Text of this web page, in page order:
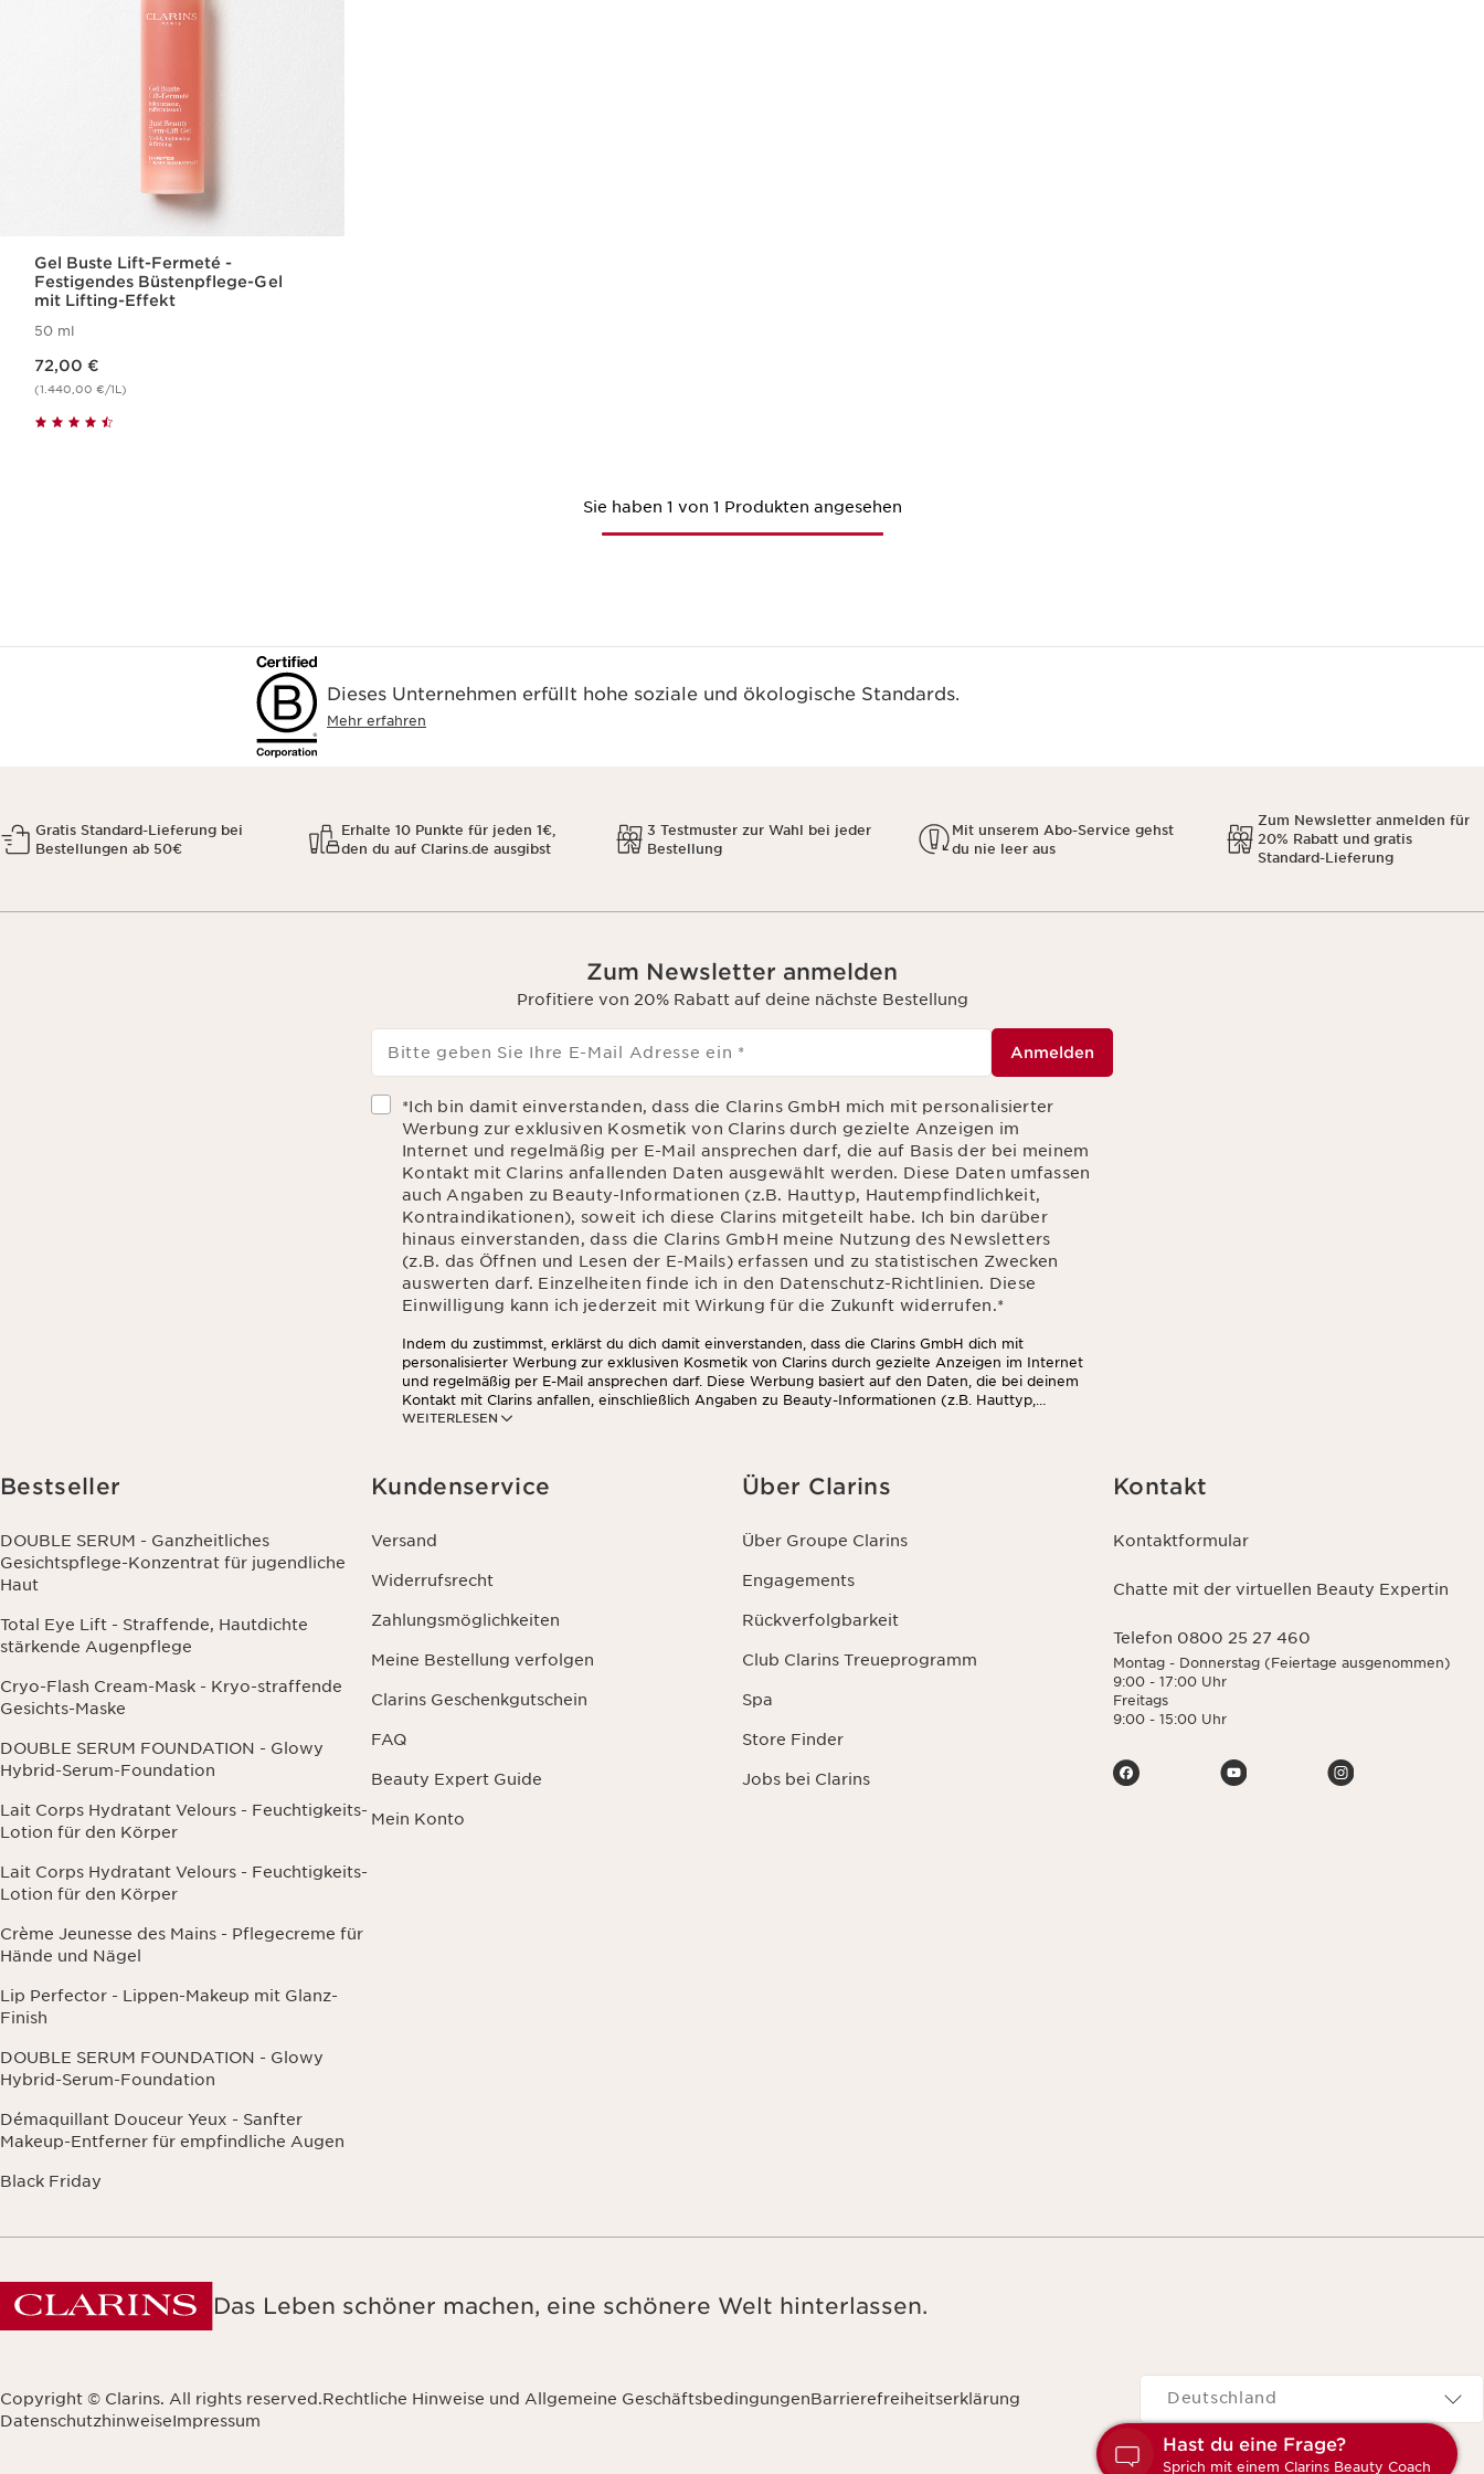
Gel Buste Lift-Fermeté -
Festigendes Büstenpflege-Gel
mit Lifting-Effekt
50 ml
72,00 €
(1.440,00 €/1L)
Sie haben 1 von 1 Produkten angesehen
Hast du eine Frage?
Sprich mit einem Clarins Beauty Coach
Dieses Unternehmen erfüllt hohe soziale und ökologische Standards.
Mehr erfahren
Gratis Standard-Lieferung bei
Bestellungen ab 50€
Erhalte 10 Punkte für jeden 1€,
den du auf Clarins.de ausgibst
3 Testmuster zur Wahl bei jeder
Bestellung
Mit unserem Abo-Service gehst
du nie leer aus
Zum Newsletter anmelden für
20% Rabatt und gratis
Standard-Lieferung
Zum Newsletter anmelden
Profitiere von 20% Rabatt auf deine nächste Bestellung
Bitte geben Sie Ihre E-Mail Adresse ein * Anmelden
*Ich bin damit einverstanden, dass die Clarins GmbH mich mit personalisierter
Werbung zur exklusiven Kosmetik von Clarins durch gezielte Anzeigen im
Internet und regelmäßig per E-Mail ansprechen darf, die auf Basis der bei meinem
Kontakt mit Clarins anfallenden Daten ausgewählt werden. Diese Daten umfassen
auch Angaben zu Beauty-Informationen (z.B. Hauttyp, Hautempfindlichkeit,
Kontraindikationen), soweit ich diese Clarins mitgeteilt habe. Ich bin darüber
hinaus einverstanden, dass die Clarins GmbH meine Nutzung des Newsletters
(z.B. das Öffnen und Lesen der E-Mails) erfassen und zu statistischen Zwecken
auswerten darf. Einzelheiten finde ich in den Datenschutz-Richtlinien. Diese
Einwilligung kann ich jederzeit mit Wirkung für die Zukunft widerrufen.*
WEITERLESEN
Indem du zustimmst, erklärst du dich damit einverstanden, dass die Clarins GmbH dich mit
personalisierter Werbung zur exklusiven Kosmetik von Clarins durch gezielte Anzeigen im Internet
und regelmäßig per E-Mail ansprechen darf. Diese Werbung basiert auf den Daten, die bei deinem
Kontakt mit Clarins anfallen, einschließlich Angaben zu Beauty-Informationen (z.B. Hauttyp,
Hautempfindlichkeit, Kontraindikationen), soweit du diese Clarins mitgeteilt hast. Außerdem stimmst
Informationen findest du in den Datenschutz-Richtlinien. Diese Einwilligung kannst du jederzeit mit
Wirkung für die Zukunft widerrufen.
Bestseller
DOUBLE SERUM - Ganzheitliches
Gesichtspflege-Konzentrat für jugendliche
Haut
Total Eye Lift - Straffende, Hautdichte
stärkende Augenpflege
Cryo-Flash Cream-Mask - Kryo-straffende
Gesichts-Maske
DOUBLE SERUM FOUNDATION - Glowy
Hybrid-Serum-Foundation
Lait Corps Hydratant Velours - Feuchtigkeits-
Lotion für den Körper
Lait Corps Hydratant Velours - Feuchtigkeits-
Lotion für den Körper
Crème Jeunesse des Mains - Pflegecreme für
Hände und Nägel
Lip Perfector - Lippen-Makeup mit Glanz-
Finish
DOUBLE SERUM FOUNDATION - Glowy
Hybrid-Serum-Foundation
Démaquillant Douceur Yeux - Sanfter
Makeup-Entferner für empfindliche Augen
Black Friday
Kundenservice
Versand
Widerrufsrecht
Zahlungsmöglichkeiten
Meine Bestellung verfolgen
Clarins Geschenkgutschein
FAQ
Beauty Expert Guide
Mein Konto
Über Clarins
Über Groupe Clarins
Engagements
Rückverfolgbarkeit
Club Clarins Treueprogramm
Spa
Store Finder
Jobs bei Clarins
Kontakt
Kontaktformular
Chatte mit der virtuellen Beauty Expertin
Telefon 0800 25 27 460
Montag - Donnerstag (Feiertage ausgenommen)
9:00 - 17:00 Uhr
Freitags
9:00 - 15:00 Uhr
Das Leben schöner machen, eine schönere Welt hinterlassen.
Copyright © Clarins. All rights reserved.Rechtliche Hinweise und Allgemeine GeschäftsbedingungenBarrierefreiheitserklärung
DatenschutzhinweiseImpressum
Navigates to
Deutschland